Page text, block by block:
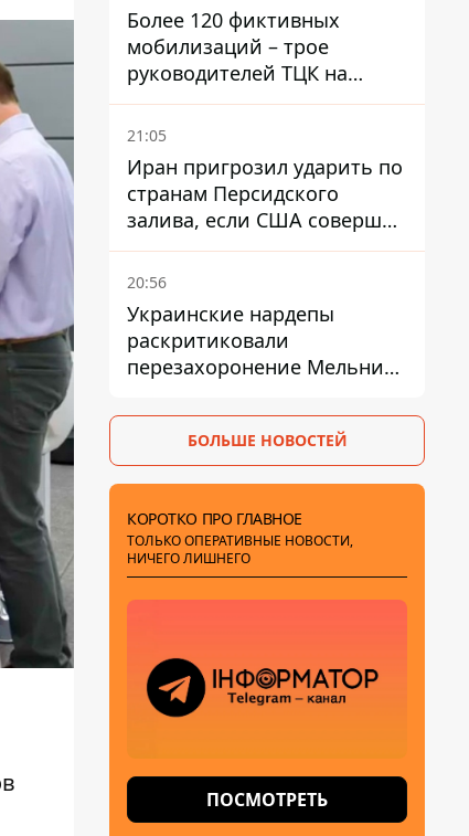
Более 120 фиктивных
мобилизаций – трое
руководителей ТЦК на
Волыни и Буковине
получили подозрения за
21:05
Иран пригрозил ударить по
странам Персидского
залива, если США совершат
хотя бы одну атаку - Reuters
20:56
Украинские нардепы
раскритиковали
перезахоронение Мельника
дипломатической изоляции
БОЛЬШЕ НОВОСТЕЙ
КОРОТКО ПРО ГЛАВНОЕ
ТОЛЬКО ОПЕРАТИВНЫЕ НОВОСТИ,
НИЧЕГО ЛИШНЕГО
ПОСМОТРЕТЬ